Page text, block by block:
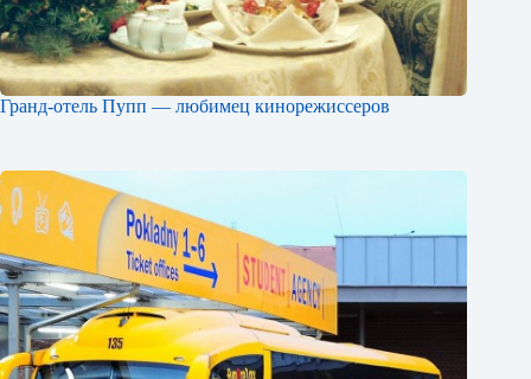
Гранд-отель Пупп — любимец кинорежиссеров